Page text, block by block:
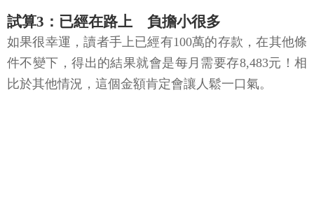
試算3：已經在路上 負擔小很多
如果很幸運，讀者手上已經有100萬的存款，在其他條
件不變下，得出的結果就會是每月需要存8,483元！相
比於其他情況，這個金額肯定會讓人鬆一口氣。